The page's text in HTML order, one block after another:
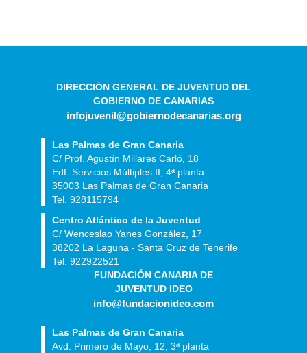
DIRECCIÓN GENERAL DE JUVENTUD DEL
GOBIERNO DE CANARIAS
infojuvenil@gobiernodecanarias.org
Las Palmas de Gran Canaria
C/ Prof. Agustín Millares Carló, 18
Edf. Servicios Múltiples II, 4ª planta
35003 Las Palmas de Gran Canaria
Tel. 928115794
Centro Atlántico de la Juventud
C/ Wenceslao Yanes González, 17
38202 La Laguna - Santa Cruz de Tenerife
Tel. 922922521
FUNDACIÓN CANARIA DE
JUVENTUD IDEO
info@fundacionideo.com
Las Palmas de Gran Canaria
Avd. Primero de Mayo, 12, 3ª planta